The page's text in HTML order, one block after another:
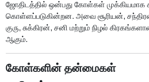
ஜோதிடத்தில் ஒன்பது கோள்கள் முக்கியமாக
கொள்ளப்படுகின்றன. அவை சூரியன்,
குரு, சுக்கிரன், சனி மற்றும் நிழல்
ஆகும்.
கோள்களின் தன்மைகள்